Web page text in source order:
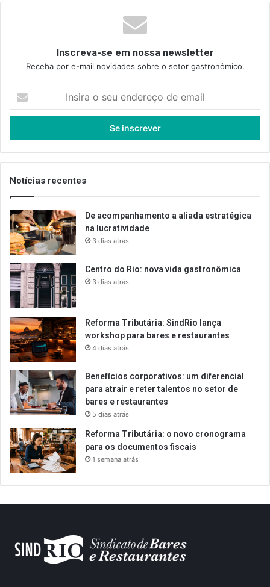
Inscreva-se em nossa newsletter
Receba por e-mail novidades sobre o setor gastronômico.
seu
de
email
Notícias recentes
De acompanhamento a aliada estratégica
na lucratividade
3 dias atrás
Centro do Rio: nova vida gastronômica
3 dias atrás
Reforma Tributária: SindRio lança
workshop para bares e restaurantes
4 dias atrás
Benefícios corporativos: um diferencial
para atrair e reter talentos no setor de
bares e restaurantes
5 dias atrás
Reforma Tributária: o novo cronograma
para os documentos fiscais
1 semana atrás